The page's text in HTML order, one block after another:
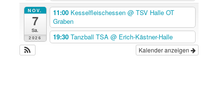
NOV.
7
Sa.
2026
11:00 Kesselfleischessen @ TSV Halle OT
Graben
19:30 Tanzball TSA @ Erich-Kästner-Halle
Kalender anzeigen